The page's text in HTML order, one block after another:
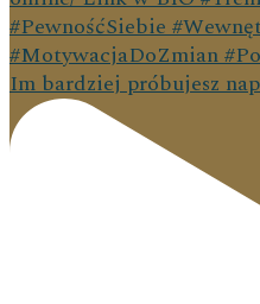
Im bardziej próbujesz